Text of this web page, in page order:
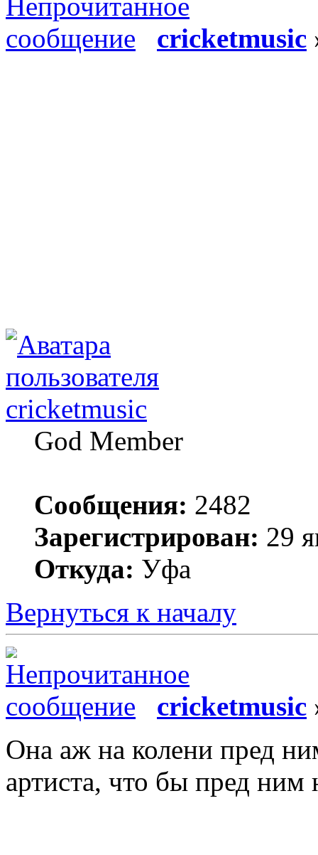
cricketmusic
cricketmusic
God Member
Сообщения: 2482
Зарегистрирован: 29
Откуда: Уфа
Вернуться к началу
cricketmusic
Она аж на колени пред
артиста, что бы пред ним